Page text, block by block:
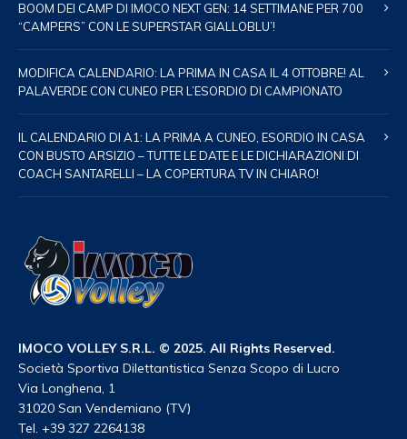
BOOM DEI CAMP DI IMOCO NEXT GEN: 14 SETTIMANE PER 700
“CAMPERS” CON LE SUPERSTAR GIALLOBLU’!
MODIFICA CALENDARIO: LA PRIMA IN CASA IL 4 OTTOBRE! AL
PALAVERDE CON CUNEO PER L’ESORDIO DI CAMPIONATO
IL CALENDARIO DI A1: LA PRIMA A CUNEO, ESORDIO IN CASA
CON BUSTO ARSIZIO – TUTTE LE DATE E LE DICHIARAZIONI DI
COACH SANTARELLI – LA COPERTURA TV IN CHIARO!
IMOCO VOLLEY S.R.L. © 2025. All Rights Reserved.
Società Sportiva Dilettantistica Senza Scopo di Lucro
Via Longhena, 1
31020 San Vendemiano (TV)
Tel. +39 327 2264138